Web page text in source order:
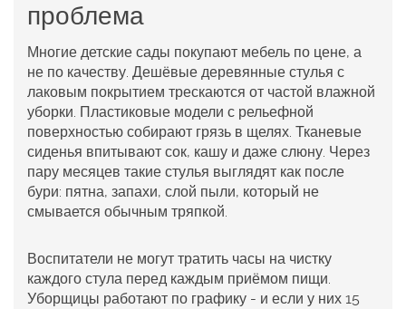
проблема
Многие детские сады покупают мебель по цене, а
не по качеству. Дешёвые деревянные стулья с
лаковым покрытием трескаются от частой влажной
уборки. Пластиковые модели с рельефной
поверхностью собирают грязь в щелях. Тканевые
сиденья впитывают сок, кашу и даже слюну. Через
пару месяцев такие стулья выглядят как после
бури: пятна, запахи, слой пыли, который не
смывается обычным тряпкой.
Воспитатели не могут тратить часы на чистку
каждого стула перед каждым приёмом пищи.
Уборщицы работают по графику - и если у них 15